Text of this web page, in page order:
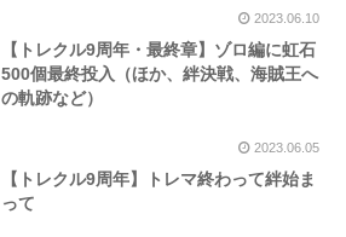
2023.06.10
【トレクル9周年・最終章】ゾロ編に虹石
500個最終投入（ほか、絆決戦、海賊王へ
の軌跡など）
2023.06.05
【トレクル9周年】トレマ終わって絆始ま
って